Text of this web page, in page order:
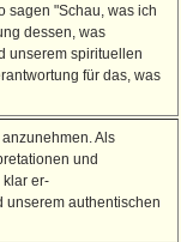
sagen "Schau, was ich
dessen, was
unserem spirituellen
für das, was
Als
und
klar er-
unserem authentischen